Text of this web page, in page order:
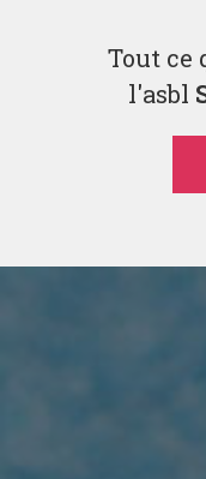
Tout ce
l'asbl